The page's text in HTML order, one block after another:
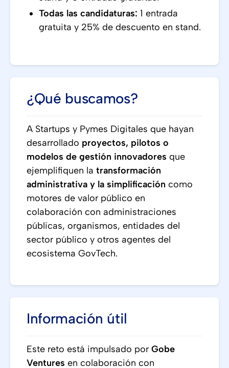
Todas las candidaturas: 1 entrada
gratuita y 25% de descuento en stand.
¿Qué buscamos?
A Startups y Pymes Digitales que hayan
desarrollado proyectos, pilotos o
modelos de gestión innovadores que
ejemplifiquen la transformación
administrativa y la simplificación como
motores de valor público en
colaboración con administraciones
públicas, organismos, entidades del
sector público y otros agentes del
ecosistema GovTech.
Información útil
Este reto está impulsado por Gobe
Ventures en colaboración con